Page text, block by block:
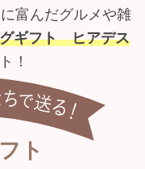
富んだグルメや雑
ギフト ヒアデス
！
ト